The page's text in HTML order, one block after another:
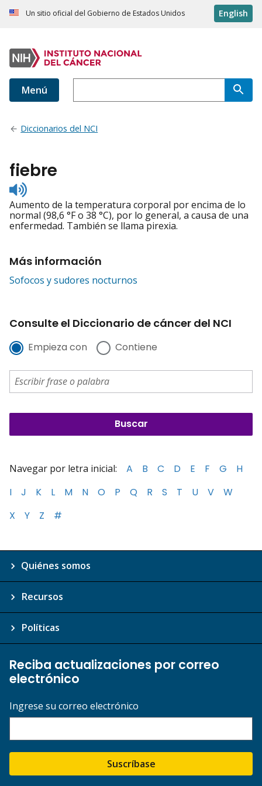
Un sitio oficial del Gobierno de Estados Unidos English
Menú
Diccionarios del NCI
fiebre
Listen
to
pronunciation
Aumento de la temperatura corporal por encima de lo
normal (98,6 °F o 38 °C), por lo general, a causa de una
enfermedad. También se llama pirexia.
Más información
Sofocos y sudores nocturnos
Consulte el Diccionario de cáncer del NCI
Empieza con Contiene
Navegar por letra inicial: A B C D E F G
H
I
J K L M N O P Q R S T U V
W
X
Y Z #
Quiénes somos
Recursos
Políticas
Reciba actualizaciones por correo
electrónico
Ingrese su correo electrónico
Suscríbase